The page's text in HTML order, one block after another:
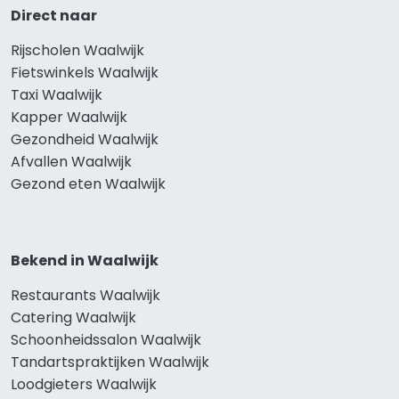
Direct naar
Rijscholen Waalwijk
Fietswinkels Waalwijk
Taxi Waalwijk
Kapper Waalwijk
Gezondheid Waalwijk
Afvallen Waalwijk
Gezond eten Waalwijk
Bekend in Waalwijk
Restaurants Waalwijk
Catering Waalwijk
Schoonheidssalon Waalwijk
Tandartspraktijken Waalwijk
Loodgieters Waalwijk